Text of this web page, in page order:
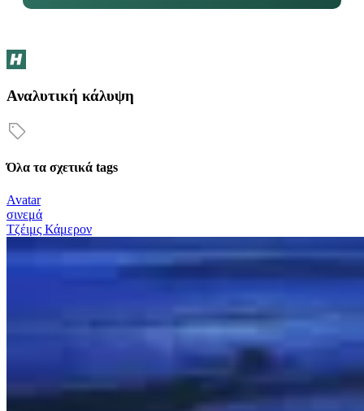
Αναλυτική κάλυψη
Όλα τα σχετικά tags
Avatar
σινεμά
Τζέιμς Κάμερον